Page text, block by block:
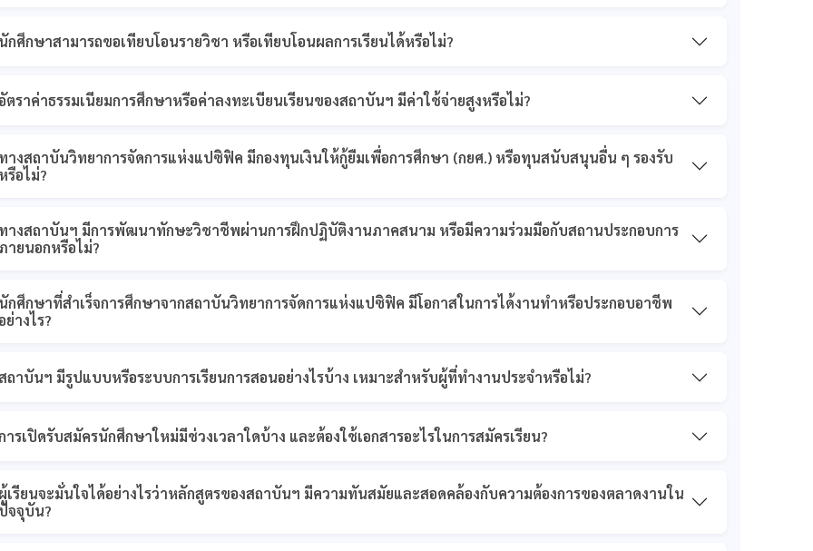
กศึกษาสามารถขอเทียบโอนรายวิชา หรือเทียบโอนผลการเรียนได้หรือไม่?
ตราค่าธรรมเนียมการศึกษาหรือค่าลงทะเบียนเรียนของสถาบันฯ มีค่าใช้จ่ายสูงหรือไม่?
างสถาบันวิทยาการจัดการแห่งแปซิฟิค มีกองทุนเงินให้กู้ยืมเพื่อการศึกษา (กยศ.) หรือทุนสนับสนุนอื่น ๆ รองรับ
รือไม่?
างสถาบันฯ มีการพัฒนาทักษะวิชาชีพผ่านการฝึกปฏิบัติงานภาคสนาม หรือมีความร่วมมือกับสถานประกอบการ
ายนอกหรือไม่?
กศึกษาที่สำเร็จการศึกษาจากสถาบันวิทยาการจัดการแห่งแปซิฟิค มีโอกาสในการได้งานทำหรือประกอบอาชีพ
ย่างไร?
ถาบันฯ มีรูปแบบหรือระบบการเรียนการสอนอย่างไรบ้าง เหมาะสำหรับผู้ที่ทำงานประจำหรือไม่?
ารเปิดรับสมัครนักศึกษาใหม่มีช่วงเวลาใดบ้าง และต้องใช้เอกสารอะไรในการสมัครเรียน?
เรียนจะมั่นใจได้อย่างไรว่าหลักสูตรของสถาบันฯ มีความทันสมัยและสอดคล้องกับความต้องการของตลาดงานใน
จจุบัน?